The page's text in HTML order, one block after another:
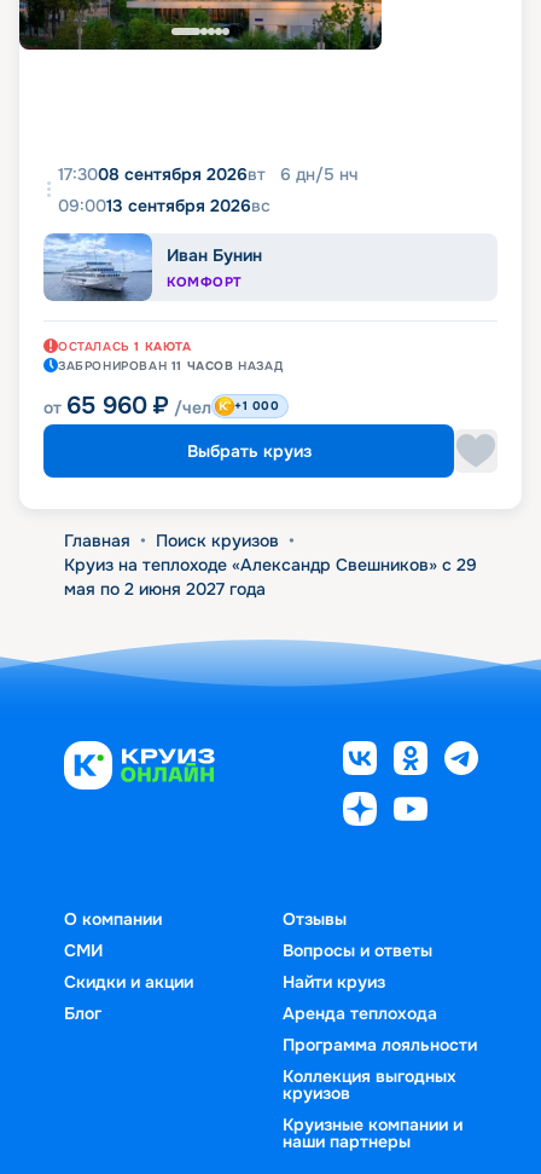
17:3008 сентября 2026вт 6 дн/5 нч
09:0013 сентября 2026вс
Иван Бунин
КОМФОРТ
ОСТАЛАСЬ 1 КАЮТА
ЗАБРОНИРОВАН 11 ЧАСОВ НАЗАД
от 65 960 ₽ /чел +1 000
Выбрать круиз
Главная • Поиск круизов •
Круиз на теплоходе «Александр Свешников» с 29
мая по 2 июня 2027 года
О компании
СМИ
Скидки и акции
Блог
Отзывы
Вопросы и ответы
Найти круиз
Аренда теплохода
Программа лояльности
Коллекция выгодных
круизов
Круизные компании и
наши партнеры